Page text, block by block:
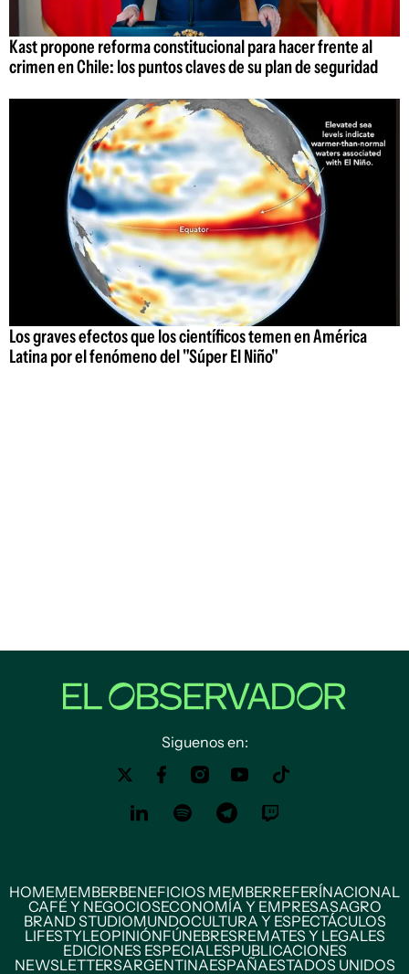
Kast propone reforma constitucional para hacer frente al
crimen en Chile: los puntos claves de su plan de seguridad
Los graves efectos que los científicos temen en América
Latina por el fenómeno del "Súper El Niño"
Siguenos en:
HOMEMEMBERBENEFICIOS MEMBERREFERÍNACIONAL
CAFÉ Y NEGOCIOSECONOMÍA Y EMPRESASAGRO
BRAND STUDIOMUNDOCULTURA Y ESPECTÁCULOS
LIFESTYLEOPINIÓNFÚNEBRESREMATES Y LEGALES
EDICIONES ESPECIALESPUBLICACIONES
NEWSLETTERSARGENTINAESPAÑAESTADOS UNIDOS